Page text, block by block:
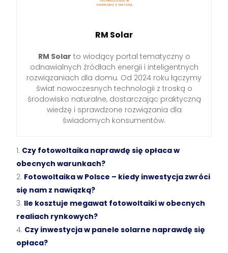
RM Solar
RM Solar to wiodący portal tematyczny o
odnawialnych źródłach energii i inteligentnych
rozwiązaniach dla domu. Od 2024 roku łączymy
świat nowoczesnych technologii z troską o
środowisko naturalne, dostarczając praktyczną
wiedzę i sprawdzone rozwiązania dla
świadomych konsumentów.
Czy fotowoltaika naprawdę się opłaca w
obecnych warunkach?
Fotowoltaika w Polsce – kiedy inwestycja zwróci
się nam z nawiązką?
Ile kosztuje megawat fotowoltaiki w obecnych
realiach rynkowych?
Czy inwestycja w panele solarne naprawdę się
opłaca?